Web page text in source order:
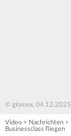
© glomex, 04.12.2025
Video > Nachrichten >
Businessclass fliegen